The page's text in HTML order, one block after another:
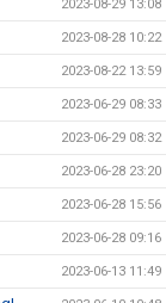
2023-08-29 13:08
2023-08-28 10:22
2023-08-22 13:59
2023-06-29 08:33
2023-06-29 08:32
2023-06-28 23:20
2023-06-28 15:56
2023-06-28 09:16
2023-06-13 11:49